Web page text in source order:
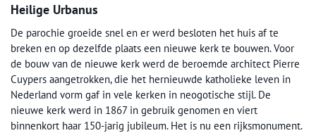
Heilige Urbanus
De parochie groeide snel en er werd besloten het huis af te
breken en op dezelfde plaats een nieuwe kerk te bouwen. Voor
de bouw van de nieuwe kerk werd de beroemde architect Pierre
Cuypers aangetrokken, die het hernieuwde katholieke leven in
Nederland vorm gaf in vele kerken in neogotische stijl. De
nieuwe kerk werd in 1867 in gebruik genomen en viert
binnenkort haar 150-jarig jubileum. Het is nu een rijksmonument.